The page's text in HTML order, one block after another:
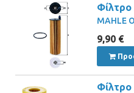
Φίλτρο
MAHLE
9,90 €
Φίλτρο